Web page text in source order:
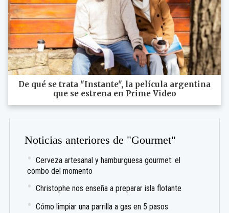
De qué se trata "Instante", la película argentina
que se estrena en Prime Video
Noticias anteriores de "Gourmet"
Cerveza artesanal y hamburguesa gourmet: el
combo del momento
Christophe nos enseña a preparar isla flotante
Cómo limpiar una parrilla a gas en 5 pasos